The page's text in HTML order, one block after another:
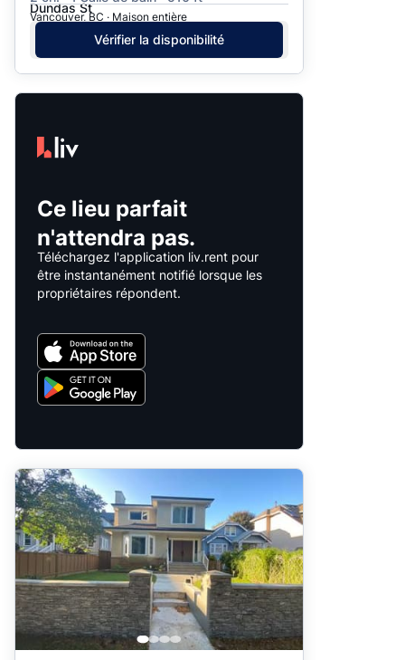
Dundas St
Vancouver, BC · Maison entière
Vérifier la disponibilité
Ce lieu parfait
n'attendra pas.
Téléchargez l'application liv.rent pour
être instantanément notifié lorsque les
propriétaires répondent.